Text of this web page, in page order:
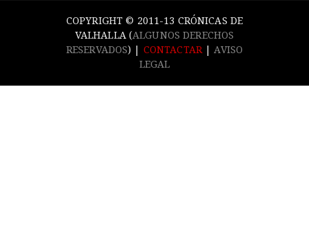
COPYRIGHT © 2011-13 CRÓNICAS DE
VALHALLA (ALGUNOS DERECHOS
RESERVADOS) | CONTACTAR
AVISO
LEGAL